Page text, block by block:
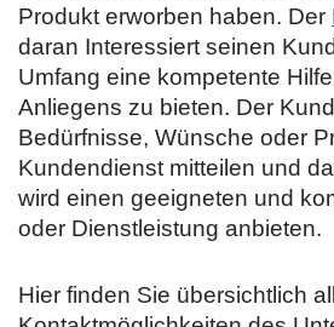
Produkt erworben haben. Der
daran Interessiert seinen
Umfang eine kompetente
Anliegens zu bieten. Der
Bedürfnisse, Wünsche oder
Kundendienst mitteilen und
wird einen geeigneten und
oder Dienstleistung anbieten.
Hier finden Sie übersichtlich